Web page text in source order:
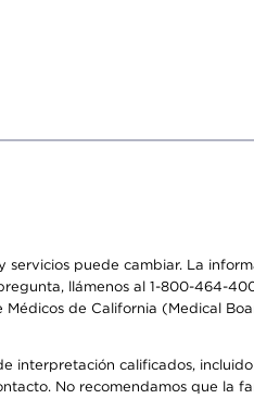
puede cambiar. La
llámenos al 1-800-464-
de California (Medical
interpretación calificados,
No recomendamos que la